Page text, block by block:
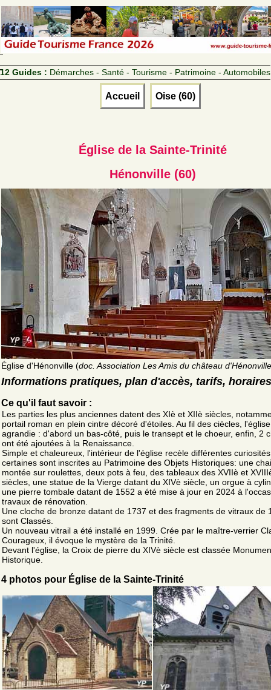
12 Guides : Démarches - Santé - Tourisme - Patrimoine - Automobiles
Accueil Oise (60)
Église de la Sainte-Trinité
Hénonville (60)
Église d'Hénonville (doc. Association Les Amis du château d'Hénonville
Informations pratiques, plan d'accès, tarifs, horaires
Ce qu'il faut savoir :
Les parties les plus anciennes datent des XIè et XIIè siècles,
portail roman en plein cintre décoré d'étoiles. Au fil des ciècles,
agrandie : d'abord un bas-côté, puis le transept et le choeur, enfin, 2
ont été ajoutées à la Renaissance.
Simple et chaleureux, l'intérieur de l'église recèle différentes
certaines sont inscrites au Patrimoine des Objets Historiques: une
montée sur roulettes, deux pots à feu, des tableaux des XVIIè et
siècles, une statue de la Vierge datant du XIVè siècle, un orgue à
une pierre tombale datant de 1552 a été mise à jour en 2024 à
travaux de rénovation.
Une cloche de bronze datant de 1737 et des fragments de vitraux de
sont Classés.
Un nouveau vitrail a été installé en 1999. Crée par le maître-verrier
Courageux, il évoque le mystère de la Trinité.
Devant l'église, la Croix de pierre du XIVè siècle est classée
Historique.
4 photos pour Église de la Sainte-Trinité